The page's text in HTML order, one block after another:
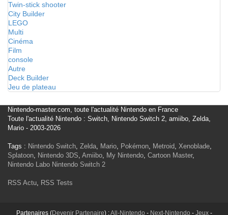
Twin-stick shooter
City Builder
LEGO
Multi
Cinéma
Film
console
Autre
Deck Builder
Jeu de plateau
Nintendo-master.com, toute l'actualité Nintendo en France
Toute l'actualité Nintendo : Switch, Nintendo Switch 2, amiibo, Zelda,
Mario - 2003-2026
Tags : Nintendo Switch, Zelda, Mario, Pokémon, Metroid, Xenoblade,
Splatoon, Nintendo 3DS, Amiibo, My Nintendo, Cartoon Master,
Nintendo Labo Nintendo Switch 2
RSS Actu, RSS Tests
Partenaires (Devenir Partenaire) :All-Nintendo - Next-Nintendo - Jeux-